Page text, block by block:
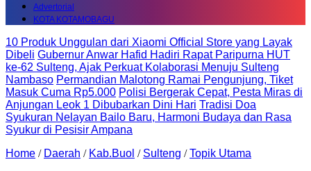
Advertorial
KOTA KOTAMOBAGU
10 Produk Unggulan dari Xiaomi Official Store yang Layak
Dibeli Gubernur Anwar Hafid Hadiri Rapat Paripurna HUT
ke-62 Sulteng, Ajak Perkuat Kolaborasi Menuju Sulteng
Nambaso Permandian Malotong Ramai Pengunjung, Tiket
Masuk Cuma Rp5.000 Polisi Bergerak Cepat, Pesta Miras di
Anjungan Leok 1 Dibubarkan Dini Hari Tradisi Doa
Syukuran Nelayan Bailo Baru, Harmoni Budaya dan Rasa
Syukur di Pesisir Ampana
Home / Daerah / Kab.Buol / Sulteng /Topik Utama